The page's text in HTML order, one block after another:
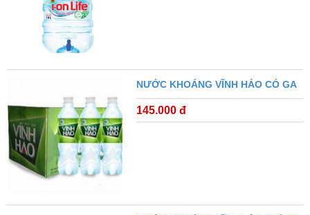
NƯỚC KHOÁNG VĨNH HẢO CÓ GA
145.000 đ